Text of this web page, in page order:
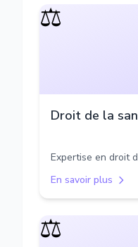
⚖️
Droit de la
Expertise en droit
En savoir plus
⚖️